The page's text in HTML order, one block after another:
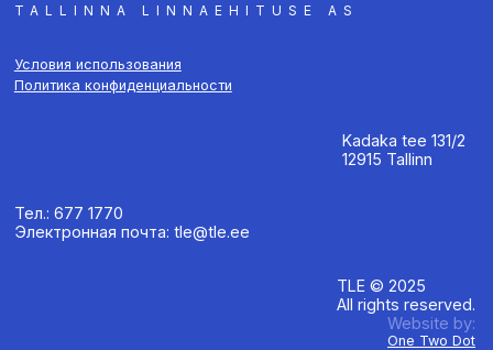
TALLINNA LINNAEHITUSE AS
Условия использования
Политика конфиденциальности
Kadaka tee 131/2
12915 Tallinn
Тел.: 677 1770
Электронная почта: tle@tle.ee
TLE © 2025
All rights reserved.
Website by:
One Two Dot